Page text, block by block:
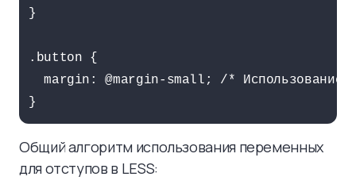
}
.button {
margin: @margin-small; /* Использование
}
Общий алгоритм использования переменных
для отступов в LESS: